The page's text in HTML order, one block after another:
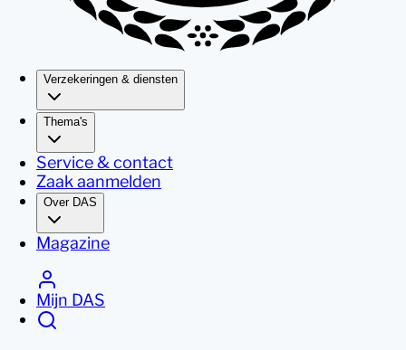
Verzekeringen & diensten
Thema's
Service & contact
Zaak aanmelden
Over DAS
Magazine
Mijn DAS